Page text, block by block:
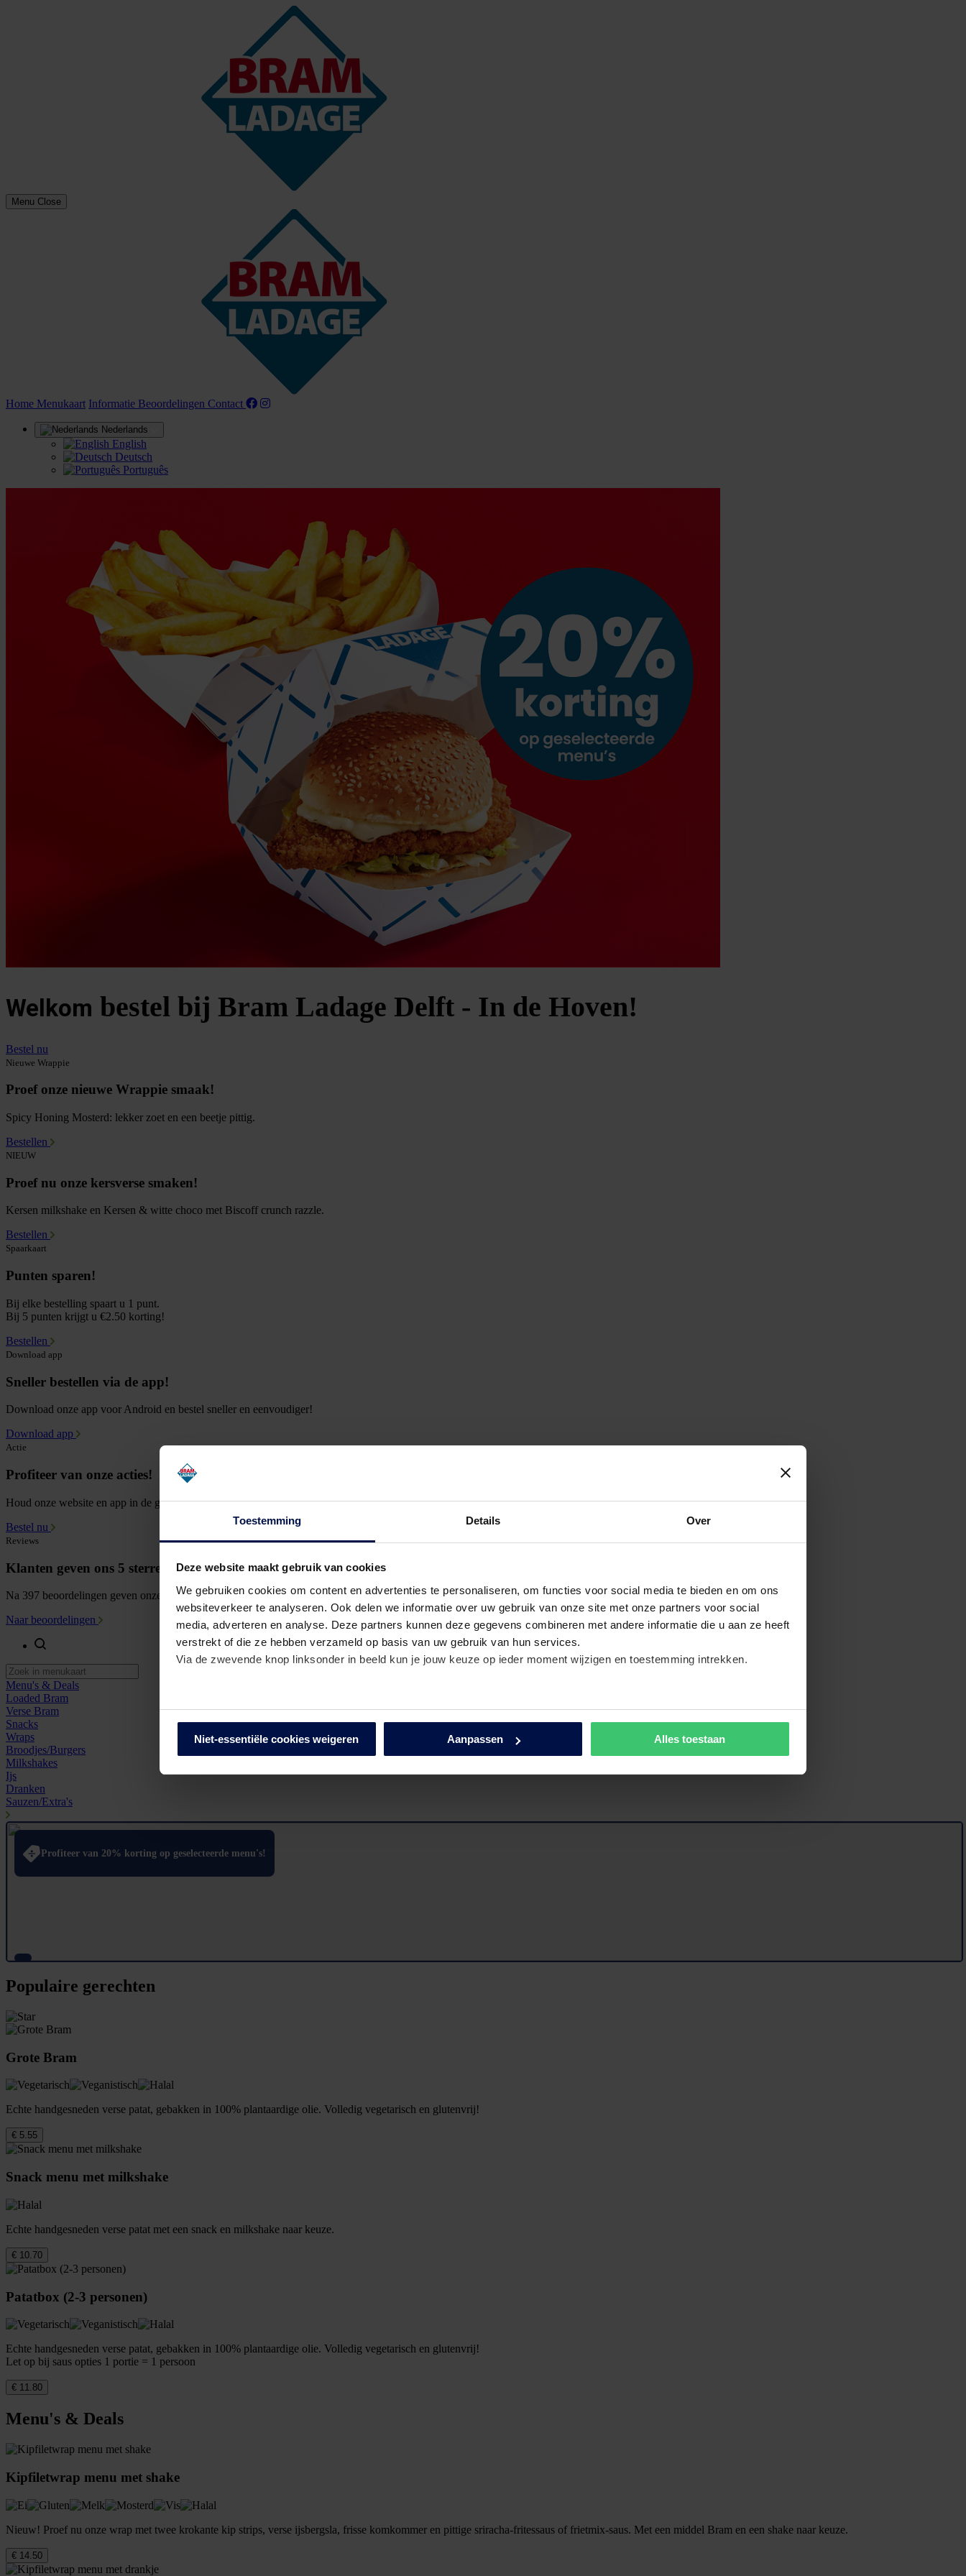
Toestemming Details Over
Deze website maakt gebruik van cookies
We gebruiken cookies om content en advertenties te personaliseren, om functies voor social media te bieden en om ons
websiteverkeer te analyseren. Ook delen we informatie over uw gebruik van onze site met onze partners voor social
media, adverteren en analyse. Deze partners kunnen deze gegevens combineren met andere informatie die u aan ze heeft
verstrekt of die ze hebben verzameld op basis van uw gebruik van hun services.
Via de zwevende knop linksonder in beeld kun je jouw keuze op ieder moment wijzigen en toestemming intrekken.
We werken samen met68 derdendie uw gegevens kunnen ontvangen en verwerken.
Niet-essentiële cookies weigeren Aanpassen Alles toestaan
Menu Close
Home (huidige)
Menukaart Informatie Beoordelingen Contact
Nederlands
English
Deutsch
Português
Welkom bestel bij Bram Ladage Delft - In de Hoven!
Bestel nu
Nieuwe Wrappie
Proef onze nieuwe Wrappie smaak!
Spicy Honing Mosterd: lekker zoet en een beetje pittig.
Bestellen
NIEUW
Proef nu onze kersverse smaken!
Kersen milkshake en Kersen & witte choco met Biscoff crunch razzle.
Bestellen
Spaarkaart
Punten sparen!
Bij elke bestelling spaart u 1 punt.
Bij 5 punten krijgt u €2.50 korting!
Bestellen
Download app
Sneller bestellen via de app!
Download onze app voor Android en bestel sneller en eenvoudiger!
Download app
Actie
Profiteer van onze acties!
Houd onze website en app in de gaten voor nieuwe acties en aanbiedingen!
Bestel nu
Reviews
Klanten geven ons 5 sterren!
Na 397 beoordelingen geven onze klanten ons 5 sterren. Bestel en ervaar het zelf!
Naar beoordelingen
Menu's & Deals
Loaded Bram
Verse Bram
Snacks
Wraps
Broodjes/Burgers
Milkshakes
Ijs
Dranken
Sauzen/Extra's
Profiteer van 20% korting op geselecteerde menu's!
Populaire gerechten
Grote Bram
Echte handgesneden verse patat, gebakken in 100% plantaardige olie. Volledig vegetarisch en glutenvrij!
€ 5.55
Snack menu met milkshake
Echte handgesneden verse patat met een snack en milkshake naar keuze.
€ 10.70
Patatbox (2-3 personen)
Echte handgesneden verse patat, gebakken in 100% plantaardige olie. Volledig vegetarisch en glutenvrij!
Let op bij saus opties 1 portie = 1 persoon
€ 11.80
Menu's & Deals
Kipfiletwrap menu met shake
Nieuw! Proef nu onze wrap met twee krokante kip strips, verse ijsbergsla, frisse komkommer en pittige sriracha-fritessaus of frietmix-saus. Met een middel Bram en een shake naar keuze.
€ 14.50